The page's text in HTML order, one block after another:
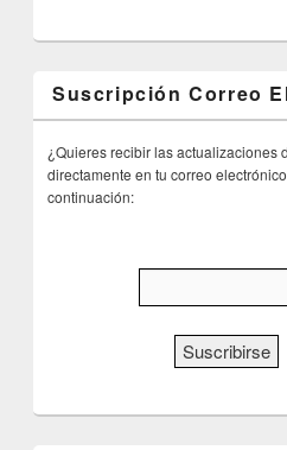
Suscripción Correo
¿Quieres recibir las actualizaciones
directamente en tu correo
continuación: